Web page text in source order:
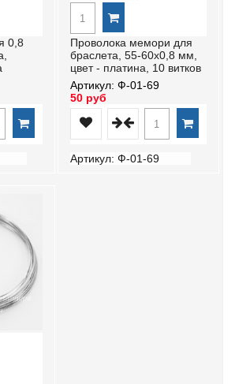
0,8
Проволока мемори для
браслета, 55-60х0,8 мм,
цвет - платина, 10 витков
Артикул: Ф-01-69
50 руб
Артикул: Ф-01-69